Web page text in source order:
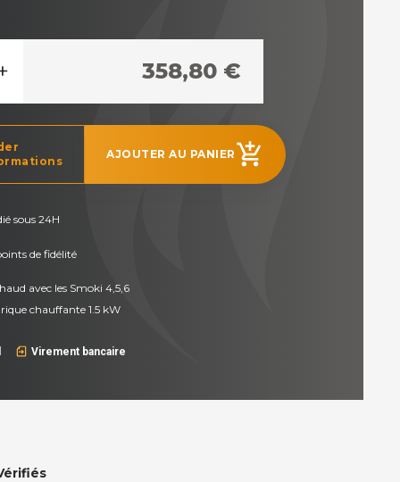
358,80 €
AJOUTER AU PANIER add_shopping_cart
sous 24H
de fidélité
avec les Smoki 4,5,6
chauffante 1.5 kW
Virement bancaire